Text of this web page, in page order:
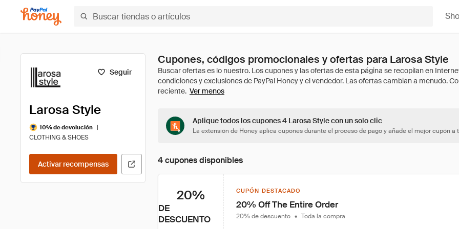
Seguir
Larosa Style
10% de devolución
|
CLOTHING & SHOES
Activar recompensas
Cupones, códigos promocionales y ofertas para Larosa Style
Ver menos
Aplique todos los cupones 4 Larosa Style con un solo clic
La extensión de Honey aplica cupones durante el proceso de pago y añade el mejor cupón a
4 cupones disponibles
20%
DE
DESCUENTO
CUPÓN DESTACADO
20% Off The Entire Order
20% de descuento • Toda la compra